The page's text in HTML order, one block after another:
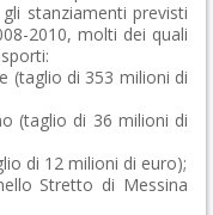
stanziamenti previsti
2010, molti dei quali
(taglio di 353 milioni di
(taglio di 36 milioni di
di 12 milioni di euro);
Stretto di Messina